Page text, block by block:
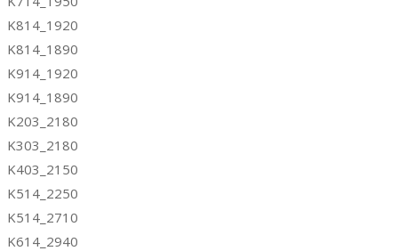
K814_1920
K814_1890
K914_1920
K914_1890
K203_2180
K303_2180
K403_2150
K514_2250
K514_2710
K614_2940